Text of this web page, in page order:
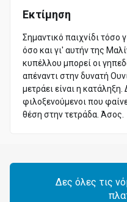
Εκτίμηση
Σημαντικό παιχνίδι τόσο
όσο και γι' αυτήν της
κυπέλλου μπορεί οι
απέναντι στην δυνατή
μετράει είναι η
φιλοξενούμενοι που
θέση στην τετράδα. Άσος.
Δες όλες τις